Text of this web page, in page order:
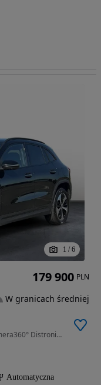
1 / 6
1950 cm3 • 150 KM • Od dealera SalonPL Kamera360° Distronic LED Nawigacja FV VAT23%
Automatyczna
179 900 PLN
W granicach średniej